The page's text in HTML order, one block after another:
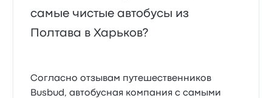
самые чистые автобусы из
Полтава в Харьков?
Согласно отзывам путешественников
Busbud, автобусная компания с самыми